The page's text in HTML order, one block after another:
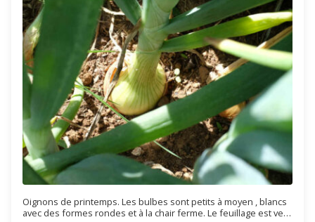
Oignons de printemps. Les bulbes sont petits à moyen , blancs
avec des formes rondes et à la chair ferme. Le feuillage est vert